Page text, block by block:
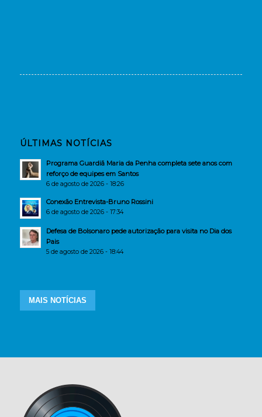
ÚLTIMAS NOTÍCIAS
Programa Guardiã Maria da Penha completa sete anos com
reforço de equipes em Santos
6 de agosto de 2026 - 18:26
Conexão Entrevista-Bruno Rossini
6 de agosto de 2026 - 17:34
Defesa de Bolsonaro pede autorização para visita no Dia dos
Pais
5 de agosto de 2026 - 18:44
MAIS NOTÍCIAS